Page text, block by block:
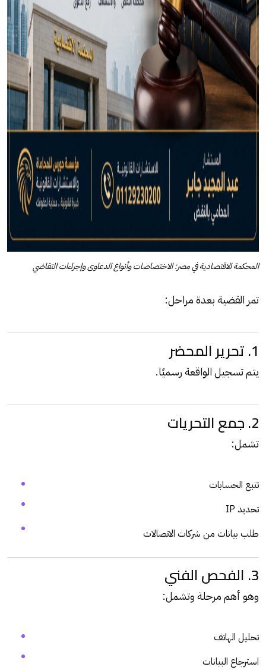
المحكمة الاقتصادية في مصر: الاختصاصات وأنواع الدعاوى وإجراءات التقاضي
تمر القضية بعدة مراحل:
1. تحرير المحضر
يتم تسجيل الواقعة رسميًا.
2. جمع التحريات
تشمل:
تتبع الحسابات
تحديد IP
طلب بيانات من شركات الاتصالات
3. الفحص الفني
وهو أهم مرحلة وتشمل:
تحليل الهاتف
استرجاع البيانات